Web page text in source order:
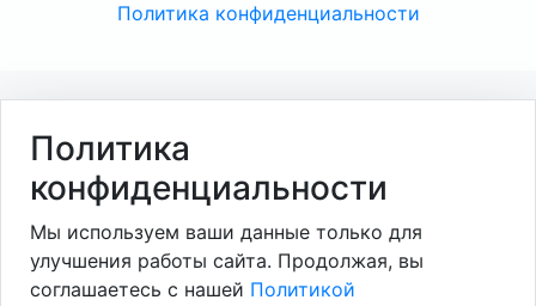
Политика конфиденциальности
Политика
конфиденциальности
Мы используем ваши данные только для
улучшения работы сайта. Продолжая, вы
соглашаетесь с нашей Политикой